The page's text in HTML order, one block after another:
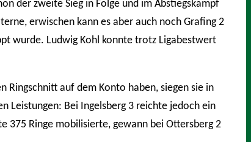
der zweite Sieg in Folge und im Abstiegskampf
erwischen kann es aber auch noch Grafing 2
wurde. Ludwig Kohl konnte trotz Ligabestwert
Ringschnitt auf dem Konto haben, siegen sie in
Leistungen: Bei Ingelsberg 3 reichte jedoch ein
375 Ringe mobilisierte, gewann bei Ottersberg 2